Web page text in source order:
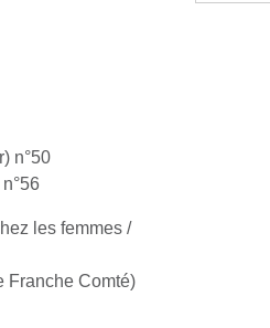
n°50
les femmes /
Franche Comté)